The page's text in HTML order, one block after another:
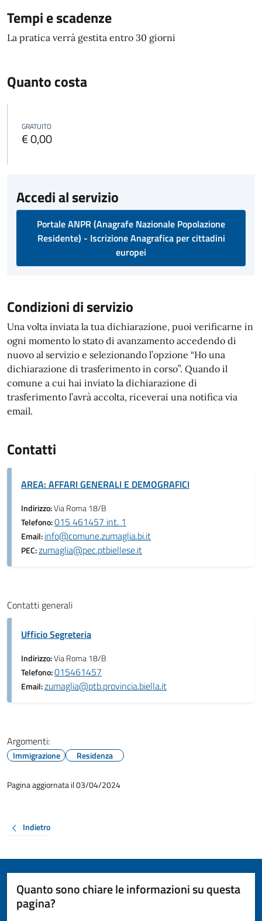
Tempi e scadenze
La pratica verrà gestita entro 30 giorni
Quanto costa
GRATUITO
€ 0,00
Accedi al servizio
Portale ANPR (Anagrafe Nazionale Popolazione
Residente) - Iscrizione Anagrafica per cittadini
europei
Condizioni di servizio
Una volta inviata la tua dichiarazione, puoi verificarne in
ogni momento lo stato di avanzamento accedendo di
nuovo al servizio e selezionando l’opzione “Ho una
dichiarazione di trasferimento in corso”. Quando il
comune a cui hai inviato la dichiarazione di
trasferimento l’avrà accolta, riceverai una notifica via
email.
Contatti
AREA: AFFARI GENERALI E DEMOGRAFICI
Indirizzo:Via Roma 18/B
Telefono:015 461457 int. 1
Email:info@comune.zumaglia.bi.it
PEC:zumaglia@pec.ptbiellese.it
Contatti generali
Ufficio Segreteria
Indirizzo:Via Roma 18/B
Telefono:015461457
Email:zumaglia@ptb.provincia.biella.it
Argomenti:
Immigrazione Residenza
Pagina aggiornata il 03/04/2024
Indietro
Quanto sono chiare le informazioni su questa
pagina?